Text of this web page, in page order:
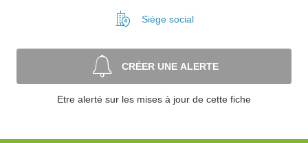
Siège social
CRÉER UNE ALERTE
Etre alerté sur les mises à jour de cette fiche